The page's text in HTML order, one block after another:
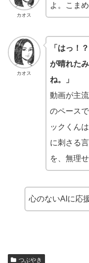
カオス
よ。こま
カオス
「はっ！
が晴れた
ね。」
動画が主
のペース
ックくん
に刺さる
を、無理
心のないAIに応
つぶやき